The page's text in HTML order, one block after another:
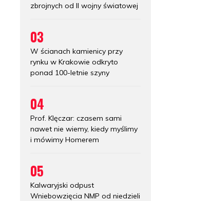
zbrojnych od II wojny światowej
03
W ścianach kamienicy przy
rynku w Krakowie odkryto
ponad 100-letnie szyny
04
Prof. Klęczar: czasem sami
nawet nie wiemy, kiedy myślimy
i mówimy Homerem
05
Kalwaryjski odpust
Wniebowzięcia NMP od niedzieli